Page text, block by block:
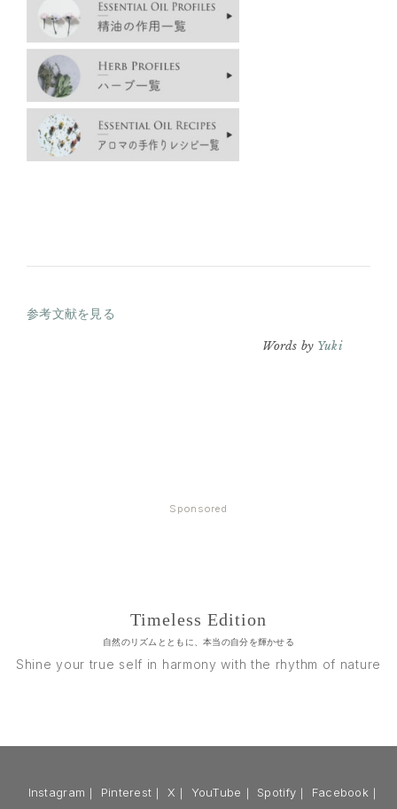
参考文献を見る
Words by Yuki
Sponsored
Timeless Edition
自然のリズムとともに、本当の自分を輝かせる
Shine your true self in harmony with the rhythm of nature
Instagram ｜ Pinterest ｜ X ｜ YouTube ｜ Spotify ｜ Facebook｜